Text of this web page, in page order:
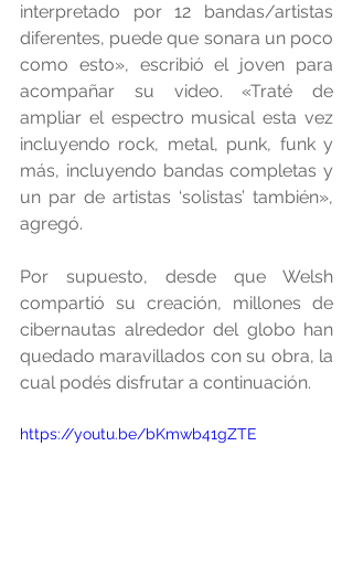
interpretado por 12 bandas/artistas
diferentes, puede que sonara un poco
como esto», escribió el joven para
acompañar su video. «Traté de
ampliar el espectro musical esta vez
incluyendo rock, metal, punk, funk y
más, incluyendo bandas completas y
un par de artistas ‘solistas’ también»,
agregó.
Por supuesto, desde que Welsh
compartió su creación, millones de
cibernautas alrededor del globo han
quedado maravillados con su obra, la
cual podés disfrutar a continuación.
https://youtu.be/bKmwb41gZTE